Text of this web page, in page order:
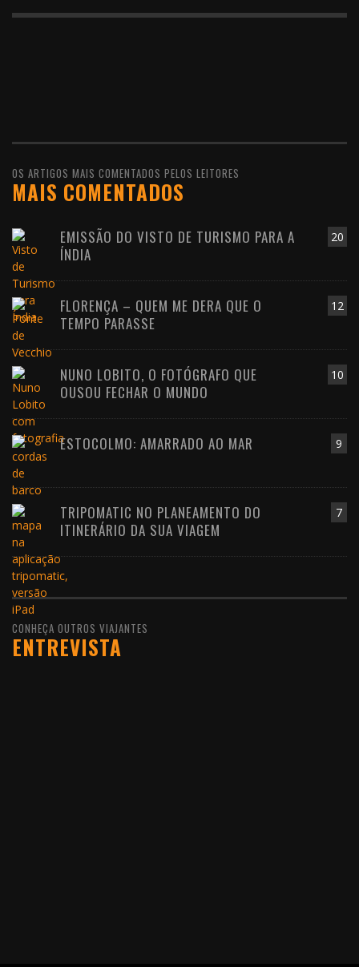
OS ARTIGOS MAIS COMENTADOS PELOS LEITORES
MAIS COMENTADOS
20
EMISSÃO DO VISTO DE TURISMO PARA A
ÍNDIA
12
FLORENÇA – QUEM ME DERA QUE O
TEMPO PARASSE
10
NUNO LOBITO, O FOTÓGRAFO QUE
OUSOU FECHAR O MUNDO
9
ESTOCOLMO: AMARRADO AO MAR
7
TRIPOMATIC NO PLANEAMENTO DO
ITINERÁRIO DA SUA VIAGEM
CONHEÇA OUTROS VIAJANTES
ENTREVISTA